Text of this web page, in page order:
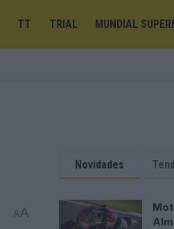
TT TRIAL MUNDIAL
AA
Novidades